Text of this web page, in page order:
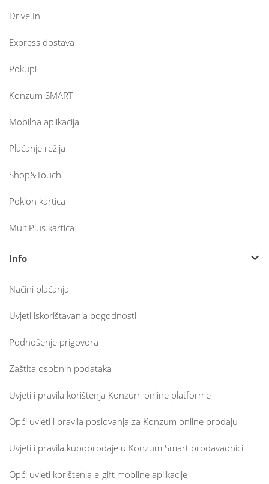
Drive In
Express dostava
Pokupi
Konzum SMART
Mobilna aplikacija
Plaćanje režija
Shop&Touch
Poklon kartica
MultiPlus kartica
Info
Načini plaćanja
Uvjeti iskorištavanja pogodnosti
Podnošenje prigovora
Zaštita osobnih podataka
Uvjeti i pravila korištenja Konzum online platforme
Opći uvjeti i pravila poslovanja za Konzum online prodaju
Uvjeti i pravila kupoprodaje u Konzum Smart prodavaonici
Opći uvjeti korištenja e-gift mobilne aplikacije